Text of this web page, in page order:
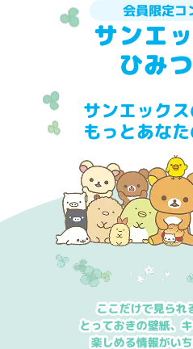
会員限定コ
サンエ
ひみ
サンエック
もっとあなた